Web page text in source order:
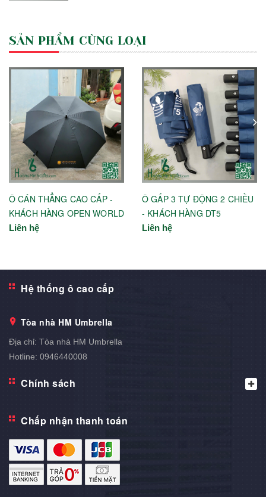
SẢN PHẨM CÙNG LOẠI
Ô CÁN THẲNG CAO CẤP -
KHÁCH HÀNG OPEN WORLD
Liên hệ
Ô GẤP 3 TỰ ĐỘNG 2 CHIỀU
- KHÁCH HÀNG DT5
Liên hệ
Hệ thống ô cao cấp
Tòa nhà HM Umbrella
Địa chỉ: Tòa nhà HM Umbrella
Hotline: 0946440008
Chính sách
Chấp nhận thanh toán